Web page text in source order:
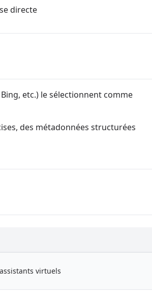
directe
etc.) le sélectionnent comme
des métadonnées structurées
virtuels